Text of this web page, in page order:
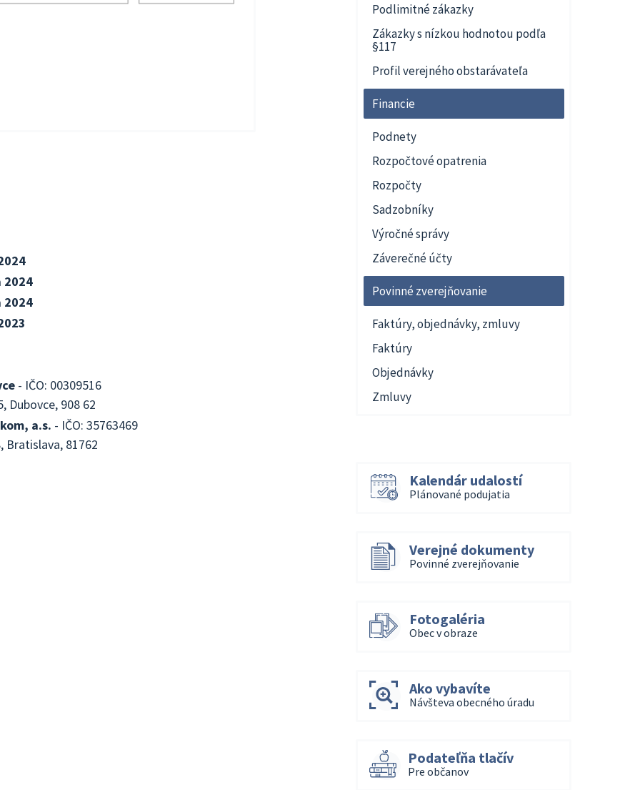
2024
2024
- IČO: 00309516
Dubovce, 908 62
a.s. - IČO: 35763469
Bratislava, 81762
Podlimitné zákazky
Zákazky s nízkou hodnotou podľa
§117
Profil verejného obstarávateľa
Financie
Podnety
Rozpočtové opatrenia
Rozpočty
Sadzobníky
Výročné správy
Záverečné účty
Povinné zverejňovanie
Faktúry, objednávky, zmluvy
Faktúry
Objednávky
Zmluvy
Kalendár udalostí
Plánované podujatia
Verejné dokumenty
Povinné zverejňovanie
Fotogaléria
Obec v obraze
Ako vybavíte
Návšteva obecného úradu
Podateľňa tlačív
Pre občanov